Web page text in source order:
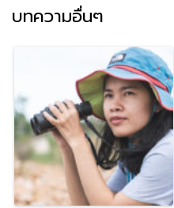
บทความอื่นๆ